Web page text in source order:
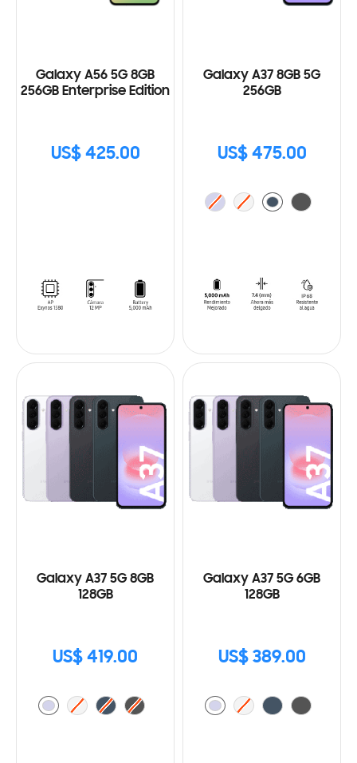
Galaxy A56 5G 8GB
256GB Enterprise Edition
US$ 425.00
Galaxy A37 8GB 5G
256GB
US$ 475.00
Galaxy A37 5G 8GB
128GB
US$ 419.00
Galaxy A37 5G 6GB
128GB
US$ 389.00